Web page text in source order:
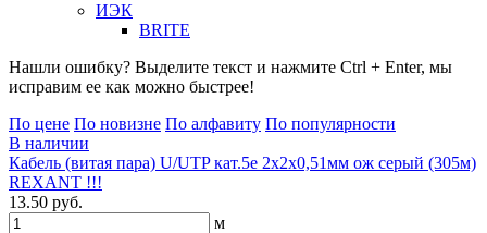
ИЭК
BRITE
Нашли ошибку? Выделите текст и нажмите Ctrl + Enter, мы
исправим ее как можно быстрее!
По цене По новизне По алфавиту По популярности
В наличии
Кабель (витая пара) U/UTP кат.5е 2х2х0,51мм ож серый (305м)
REXANT !!!
13.50 руб.
м